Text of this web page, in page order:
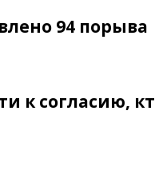
94 порыва
к согласию,